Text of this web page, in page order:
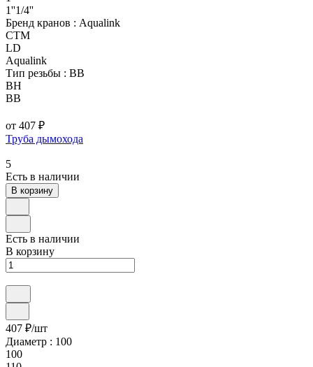
1''1/4''
Бренд кранов : Aqualink
CTM
LD
Aqualink
Тип резьбы : ВВ
ВН
ВВ
от 407 ₽
Труба дымохода
5
Есть в наличии
В корзину
Есть в наличии
В корзину
407 ₽/шт
Диаметр : 100
100